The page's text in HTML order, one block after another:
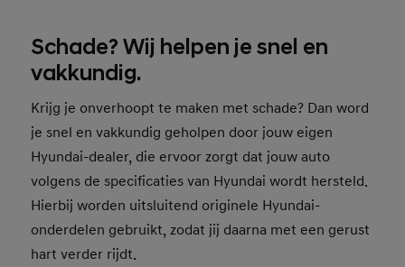
Schade? Wij helpen je snel en
vakkundig.
Krijg je onverhoopt te maken met schade? Dan word
je snel en vakkundig geholpen door jouw eigen
Hyundai-dealer, die ervoor zorgt dat jouw auto
volgens de specificaties van Hyundai wordt hersteld.
Hierbij worden uitsluitend originele Hyundai-
onderdelen gebruikt, zodat jij daarna met een gerust
hart verder rijdt.